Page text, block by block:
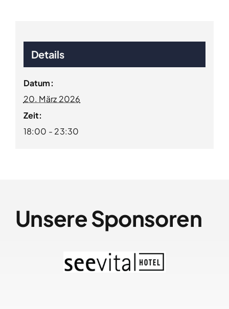
Details
Datum:
20. März 2026
Zeit:
18:00 - 23:30
Unsere Sponsoren